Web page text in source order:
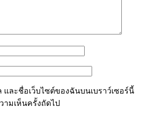
และชื่อเว็บไซต์ของฉันบนเบราว์เซอร์นี้
ามเห็นครั้งถัดไป